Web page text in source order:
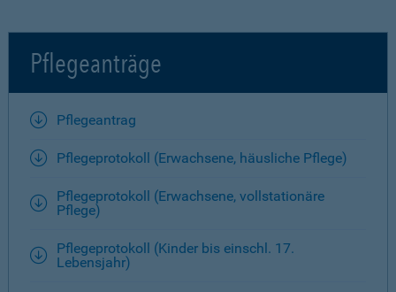
Pflegeanträge
Pflegeantrag
Pflegeprotokoll (Erwachsene, häusliche Pflege)
Pflegeprotokoll (Erwachsene, vollstationäre
Pflege)
Pflegeprotokoll (Kinder bis einschl. 17.
Lebensjahr)